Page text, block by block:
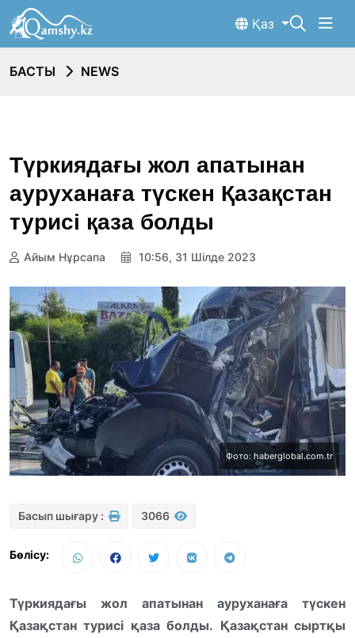
Қаз
БАСТЫ NEWS
Түркиядағы жол апатынан
ауруханаға түскен Қазақстан
турисі қаза болды
Айым Нұрсапа 10:56, 31 Шілде 2023
Фото: haberglobal.com.tr
Басып шығару : 3066
Бөлісу:
Түркиядағы жол апатынан ауруханаға түскен
Қазақстан турисі қаза болды. Қазақстан сыртқы